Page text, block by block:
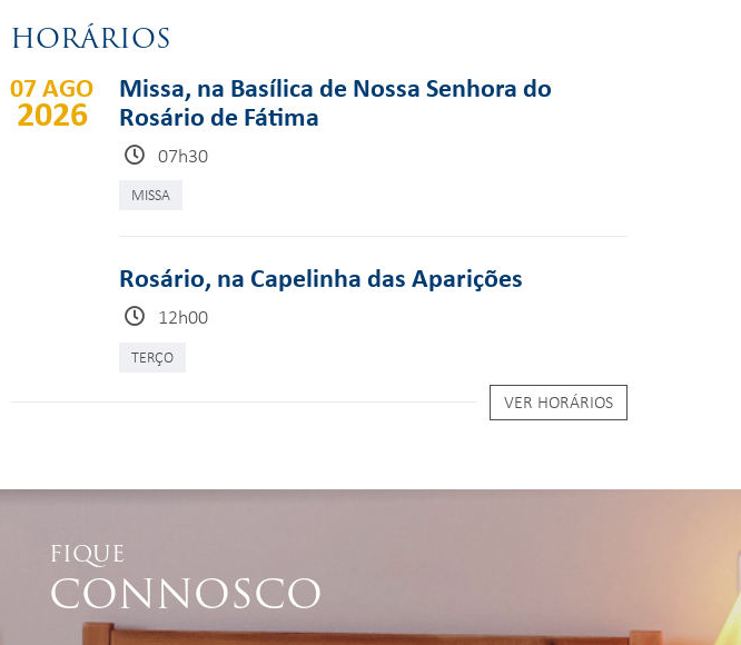
HORÁRIOS
07 AGO
2026
Missa, na Basílica de Nossa Senhora do
Rosário de Fátima
07h30
MISSA
Rosário, na Capelinha das Aparições
12h00
TERÇO
VER HORÁRIOS
FIQUE
CONNOSCO